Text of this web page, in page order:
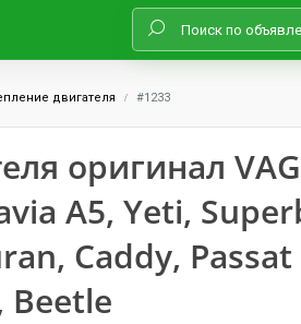
двигателя #1233
оригинал
A5, Yeti,
Caddy, Passat
Beetle